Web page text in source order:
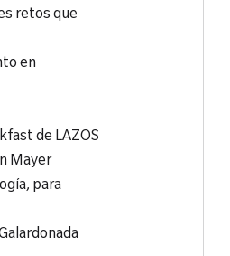
retos que
en
de LAZOS
Mayer
para